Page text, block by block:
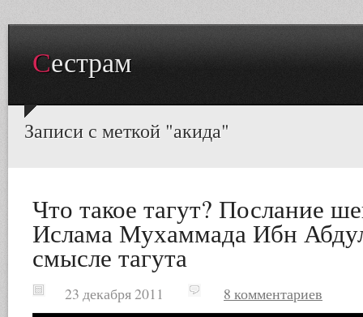
Сестрам
Записи с меткой "акида"
Что такое тагут? Послание
Ислама Мухаммада Ибн
смысле тагута
23 декабря 2011 8 комментариев